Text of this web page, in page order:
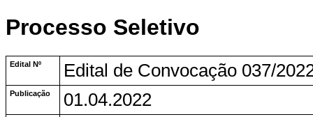
Processo Seletivo
Edital Nº Edital de Convocação 037/
Publicação 01.04.2022